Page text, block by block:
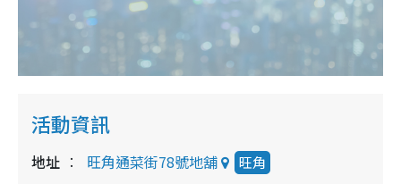
活動資訊
地址 旺角通菜街78號地舖 旺角